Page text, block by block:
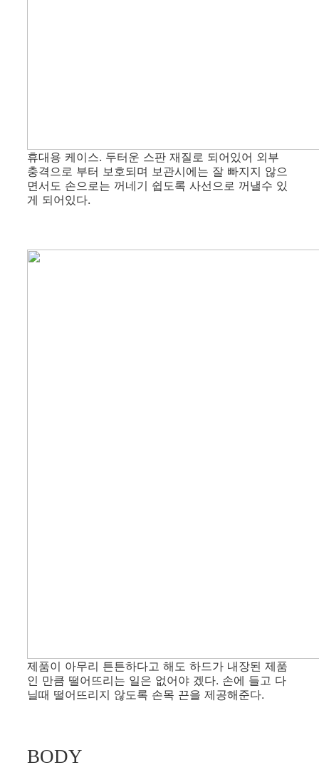
휴대용 케이스. 두터운 스판 재질로 되어있어 외부
충격으로 부터 보호되며 보관시에는 잘 빠지지 않으
면서도 손으로는 꺼네기 쉽도록 사선으로 꺼낼수 있
게 되어있다.
제품이 아무리 튼튼하다고 해도 하드가 내장된 제품
인 만큼 떨어뜨리는 일은 없어야 겠다. 손에 들고 다
닐때 떨어뜨리지 않도록 손목 끈을 제공해준다.
BODY